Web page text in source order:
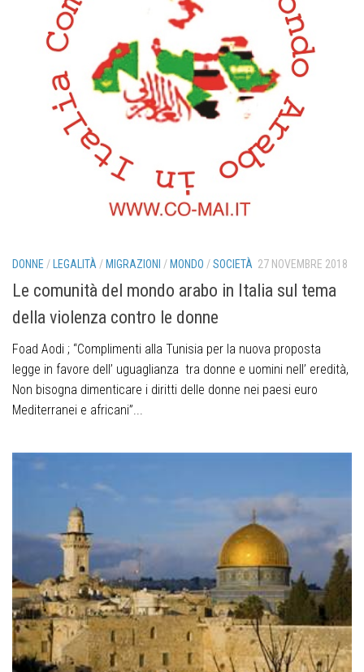
DONNE / LEGALITÀ / MIGRAZIONI / MONDO /SOCIETÀ 27 NOVEMBRE 2018
Le comunità del mondo arabo in Italia sul tema
della violenza contro le donne
Foad Aodi ; “Complimenti alla Tunisia per la nuova proposta
legge in favore dell’ uguaglianza tra donne e uomini nell’ eredità,
Non bisogna dimenticare i diritti delle donne nei paesi euro
Mediterranei e africani”...